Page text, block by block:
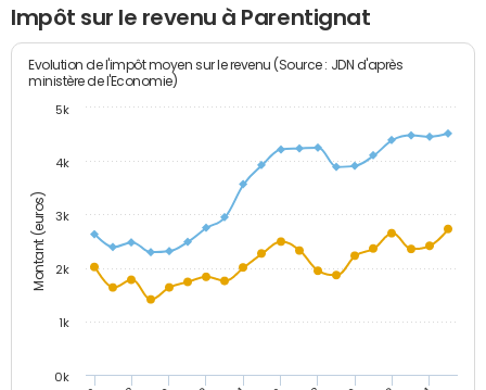
Impôt sur le revenu à Parentignat
Montant (euros)
Evolution de l'impôt moyen sur le revenu (Source : JDN d'après
ministère de l'Economie)
0k
1k
2k
3k
4k
5k